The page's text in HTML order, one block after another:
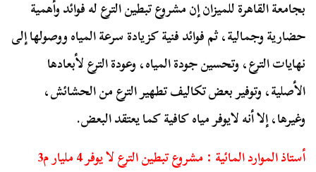
بجامعة القاهرة للميزان إن مشروع تبطين الترع له فوائد وأهمية
حضارية وجمالية، ثم فوائد فنية كزيادة سرعة المياه ووصولها إلى
نهايات الترع، وتحسين جودة المياه، وعودة الترع لأبعادها
الأصلية، وتوفير بعض تكاليف تطهير الترع من الحشائش،
وغيرها، إلا أنه لايوفر مياه كافية كما يعتقد البعض.
أستاذ الموارد المائية : مشروع تبطين الترع لا يوفر 4 مليار م3